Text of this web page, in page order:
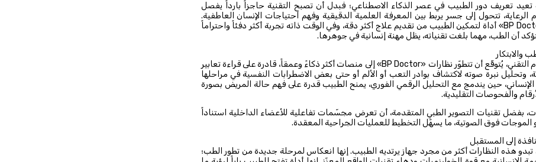
تعريف دور الطبيب في عصر الذكاء الاصطناعي؛ فبدل أن تصبح التقنية حاجزاً بارداً يفصل
تتحول إلى جسر يربط بين المعرفة العلمية الدقيقية وفهم احتياجات الإنسان العاطفية.
وهكذا تصبح «BP Doctor» أداة لتمكين الطبيب من تقديم علاج أكثر دقة، وفي الوقت ذاته تجربة أكثر دفئاً واحتراماً
أن الطب، مهما بلغت تقنياته، يظل مهنة إنسانية في جوهرها.
والابتكار
مع استمرار التقدم التقني، يُتوقّع أن تتطوّر نظارات «BP Doctor» إلى منصات أكثر ذكاءً وعمقاً، قادرة على قراءة تعابير
وتحليل نبرة صوته لاكتشاف بوادر التعب أو الألم أو حتى بعض الاضطرابات النفسية في مراحلها
الإنساني، حين يندمج مع التحليل الرقمي الفوري، يمنح الطبيب قدرة على فهم حالة المريض بصورة
والفحوصات التقليدية.
بفضل تقنيات التصوير الطبي المتقدمة، أن تعرض مجسّمات تفاعلية للأعضاء الداخلية استناداً
الموجات فوق الصوتية، ما يسهّل التخطيط للعمليات الجراحية المعقدة.
إلى المستقبل
تبدو هذه النظارات أكثر من مجرد جهاز يرتديه الطبيب. إنها انعكاس لمرحلة جديدة من تطور الطب؛